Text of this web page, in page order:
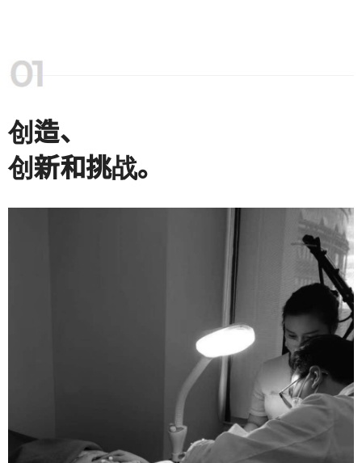
创造、
创新和挑战。